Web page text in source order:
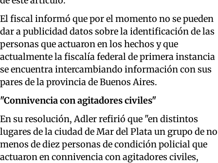
El fiscal informó que por el momento no se pueden
dar a publicidad datos sobre la identificación de las
personas que actuaron en los hechos y que
actualmente la fiscalía federal de primera instancia
se encuentra intercambiando información con sus
pares de la provincia de Buenos Aires.
"Connivencia con agitadores civiles"
En su resolución, Adler refirió que "en distintos
lugares de la ciudad de Mar del Plata un grupo de no
menos de diez personas de condición policial que
actuaron en connivencia con agitadores civiles,